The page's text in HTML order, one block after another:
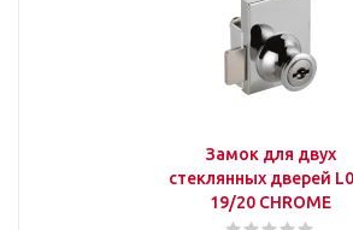
Замок для двух
стеклянных дверей
19/20 CHROME